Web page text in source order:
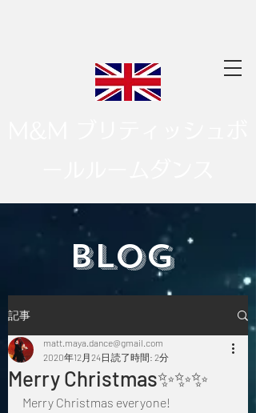
​BLOG
記事
Merry Christmas✨✨✨
matt.maya.dance@gmail.com
2020年12月24日 読了時間: 2分
Merry Christmas everyone!